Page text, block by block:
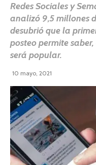
Redes Sociales y
analizó 9,5 millones
desubrió que la
posteo permite
será popular.
10 mayo, 2021